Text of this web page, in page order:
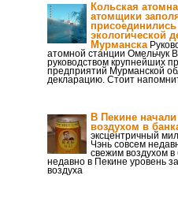
Кольская
атомщики
присоединились
экологической
Мурманска
атомной станции Омельчук
руководством крупнейших
предприятий Мурманской
декларацию. Стоит
В Пекине начали
воздухом в
эксцентричный
Чэнь совсем
свежим воздухом в
недавно в Пекине уровень
воздуха